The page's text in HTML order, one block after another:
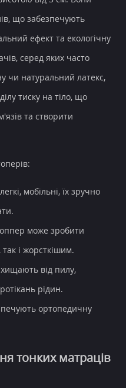
що забезпечують
ефект та екологічну
серед яких часто
чи натуральний латекс,
тиску на тіло, що
та створити
мобільні, їх зручно
може зробити
і жорсткішим.
від пилу,
рідин.
ортопедичну
тонких матраців